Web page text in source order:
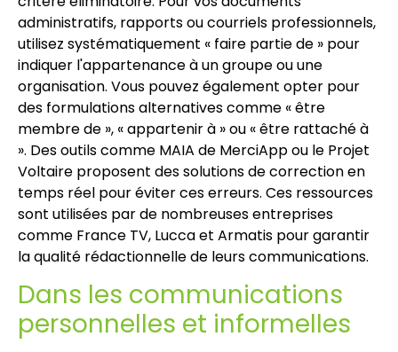
administratifs, rapports ou courriels professionnels,
utilisez systématiquement « faire partie de » pour
indiquer l'appartenance à un groupe ou une
organisation. Vous pouvez également opter pour
des formulations alternatives comme « être
membre de », « appartenir à » ou « être rattaché à
». Des outils comme MAIA de MerciApp ou le Projet
Voltaire proposent des solutions de correction en
temps réel pour éviter ces erreurs. Ces ressources
sont utilisées par de nombreuses entreprises
comme France TV, Lucca et Armatis pour garantir
la qualité rédactionnelle de leurs communications.
Dans les communications
personnelles et informelles